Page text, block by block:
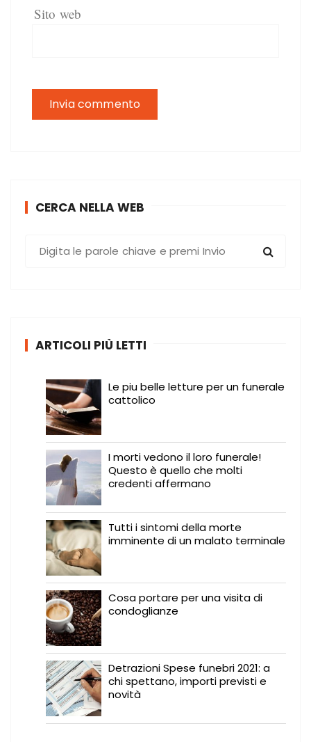
Sito web
CERCA NELLA WEB
ARTICOLI PIÙ LETTI
Le piu belle letture per un funerale
cattolico
I morti vedono il loro funerale!
Questo è quello che molti
credenti affermano
Tutti i sintomi della morte
imminente di un malato terminale
Cosa portare per una visita di
condoglianze
Detrazioni Spese funebri 2021: a
chi spettano, importi previsti e
novità